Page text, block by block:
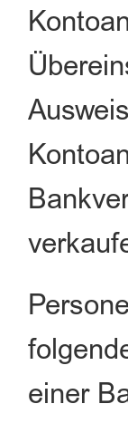
einer